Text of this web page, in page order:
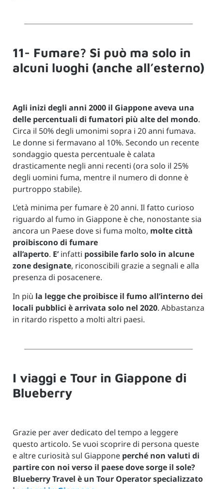
11- Fumare? Si può ma solo in
alcuni luoghi (anche all’esterno)
Agli inizi degli anni 2000 il Giappone aveva una
delle percentuali di fumatori più alte del mondo.
Circa il 50% degli umonimi sopra i 20 anni fumava.
Le donne si fermavano al 10%. Secondo un recente
sondaggio questa percentuale è calata
drasticamente negli anni recenti (ora solo il 25%
degli uomini fuma, mentre il numero di donne è
purtroppo stabile).
L’età minima per fumare è 20 anni. Il fatto curioso
riguardo al fumo in Giappone è che, nonostante sia
ancora un Paese dove si fuma molto, molte città
proibiscono di fumare
all’aperto. E’ infatti possibile farlo solo in alcune
zone designate, riconoscibili grazie a segnali e alla
presenza di posacenere.
In più la legge che proibisce il fumo all’interno dei
locali pubblici è arrivata solo nel 2020. Abbastanza
in ritardo rispetto a molti altri paesi.
I viaggi e Tour in Giappone di
Blueberry
Grazie per aver dedicato del tempo a leggere
questo articolo. Se vuoi scoprire di persona queste
e altre curiosità sul Giappone perché non valuti di
partire con noi verso il paese dove sorge il sole?
Blueberry Travel è un Tour Operator specializzato